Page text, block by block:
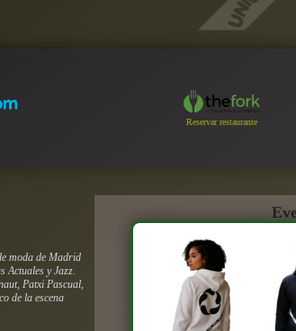
Reservar restaurante
moda de Madrid
Actuales y Jazz.
Patxi Pascual,
de la escena